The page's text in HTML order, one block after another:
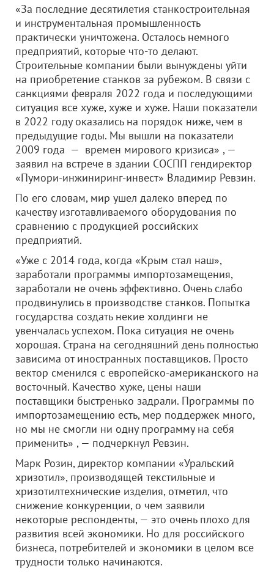
«За последние десятилетия станкостроительная
и инструментальная промышленность
практически уничтожена. Осталось немного
предприятий, которые что-то делают.
Строительные компании были вынуждены уйти
на приобретение станков за рубежом. В связи с
санкциями февраля 2022 года и последующими
ситуация все хуже, хуже и хуже. Наши показатели
в 2022 году оказались на порядок ниже, чем в
предыдущие годы. Мы вышли на показатели
2009 года — времен мирового кризиса» , —
заявил на встрече в здании СОСПП гендиректор
«Пумори-инжиниринг-инвест» Владимир Ревзин.
По его словам, мир ушел далеко вперед по
качеству изготавливаемого оборудования по
сравнению с продукцией российских
предприятий.
«Уже с 2014 года, когда «Крым стал наш»,
заработали программы импортозамещения,
заработали не очень эффективно. Очень слабо
продвинулись в производстве станков. Попытка
государства создать некие холдинги не
увенчалась успехом. Пока ситуация не очень
хорошая. Страна на сегодняшний день полностью
зависима от иностранных поставщиков. Просто
вектор сменился с европейско-американского на
восточный. Качество хуже, цены наши
поставщики быстренько задрали. Программы по
импортозамещению есть, мер поддержек много,
но мы не смогли ни одну программу на себя
применить» , — подчеркнул Ревзин.
Марк Розин, директор компании «Уральский
хризотил», производящей текстильные и
хризотилтехнические изделия, отметил, что
снижение конкуренции, о чем заявили
некоторые респонденты, — это очень плохо для
развития всей экономики. Но для российского
бизнеса, потребителей и экономики в целом все
трудности только начинаются.